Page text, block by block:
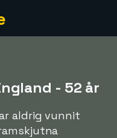
- 52 år
aldrig vunnit